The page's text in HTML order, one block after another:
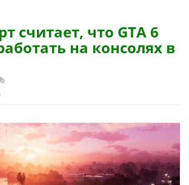
считает, что GTA 6
на консолях в